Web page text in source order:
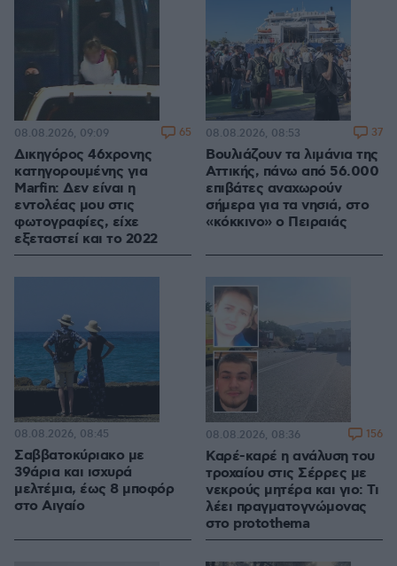
Δικηγόρος 46χρονης
κατηγορουμένης για
Marfin: Δεν είναι η
εντολέας μου στις
φωτογραφίες, είχε
εξεταστεί και το 2022
08.08.2026, 09:09 65
Βουλιάζουν τα λιμάνια της
Αττικής, πάνω από 56.000
επιβάτες αναχωρούν
σήμερα για τα νησιά, στο
«κόκκινο» ο Πειραιάς
08.08.2026, 08:53 37
Σαββατοκύριακο με
39άρια και ισχυρά
μελτέμια, έως 8 μποφόρ
στο Αιγαίο
08.08.2026, 08:45
Καρέ-καρέ η ανάλυση του
τροχαίου στις Σέρρες με
νεκρούς μητέρα και γιο: Τι
λέει πραγματογνώμονας
στο protothema
08.08.2026, 08:36 156